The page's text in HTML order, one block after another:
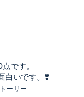
です。
白いです。❣️